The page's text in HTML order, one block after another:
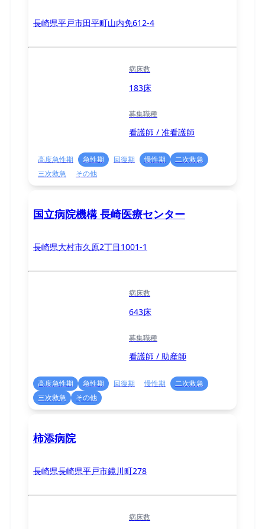
長崎県平戸市田平町山内免612-4
病床数
183床
募集職種
看護師 / 准看護師
高度急性期 急性期 回復期 慢性期
二次救急
三次救急
その他
国立病院機構 長崎医療センター
長崎県大村市久原2丁目1001-1
病床数
643床
募集職種
看護師 / 助産師
高度急性期 急性期 回復期 慢性期
二次救急
三次救急
その他
柿添病院
長崎県長崎県平戸市鏡川町278
病床数